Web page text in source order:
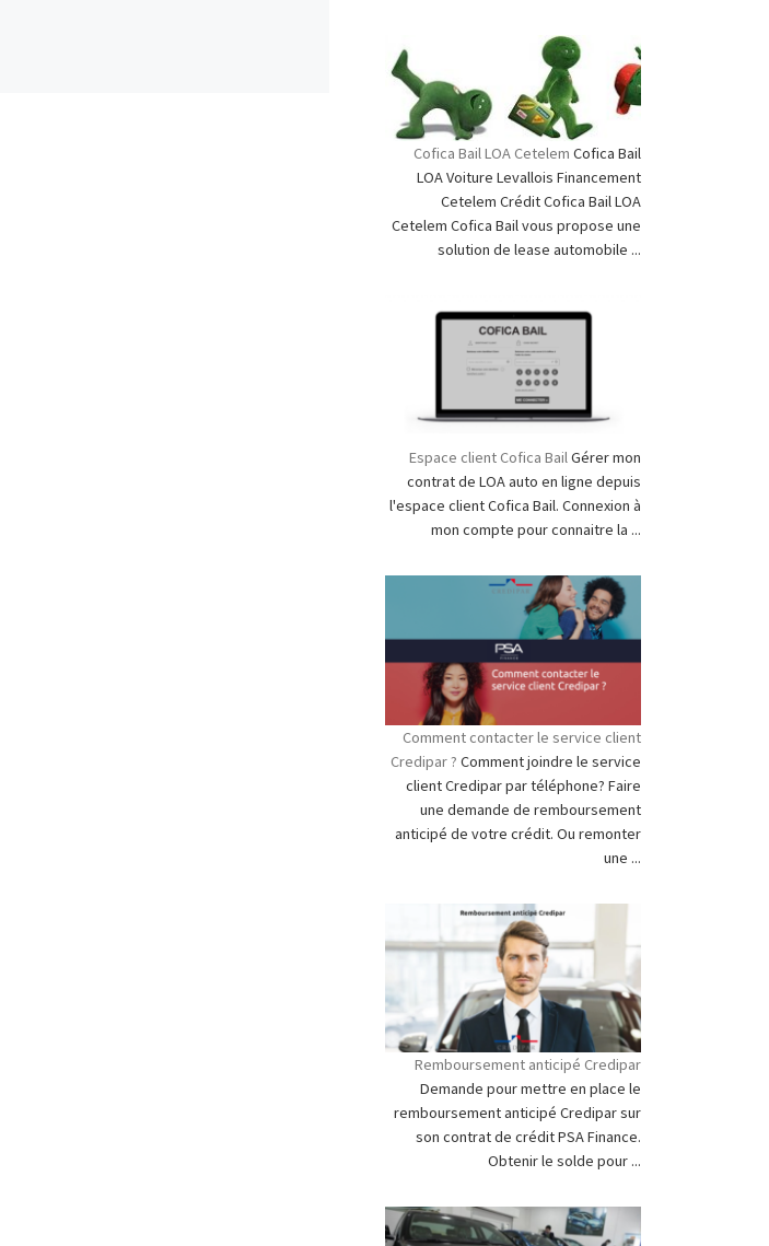
Cofica Bail LOA Cetelem Cofica Bail
LOA Voiture Levallois Financement
Cetelem Crédit Cofica Bail LOA
Cetelem Cofica Bail vous propose une
solution de lease automobile ...
Espace client Cofica BailGérer mon
contrat de LOA auto en ligne depuis
l'espace client Cofica Bail. Connexion à
mon compte pour connaitre la ...
Comment contacter le service client
Credipar ? Comment joindre le service
client Credipar par téléphone? Faire
une demande de remboursement
anticipé de votre crédit. Ou remonter
une ...
Remboursement anticipé Credipar
Demande pour mettre en place le
remboursement anticipé Credipar sur
son contrat de crédit PSA Finance.
Obtenir le solde pour ...